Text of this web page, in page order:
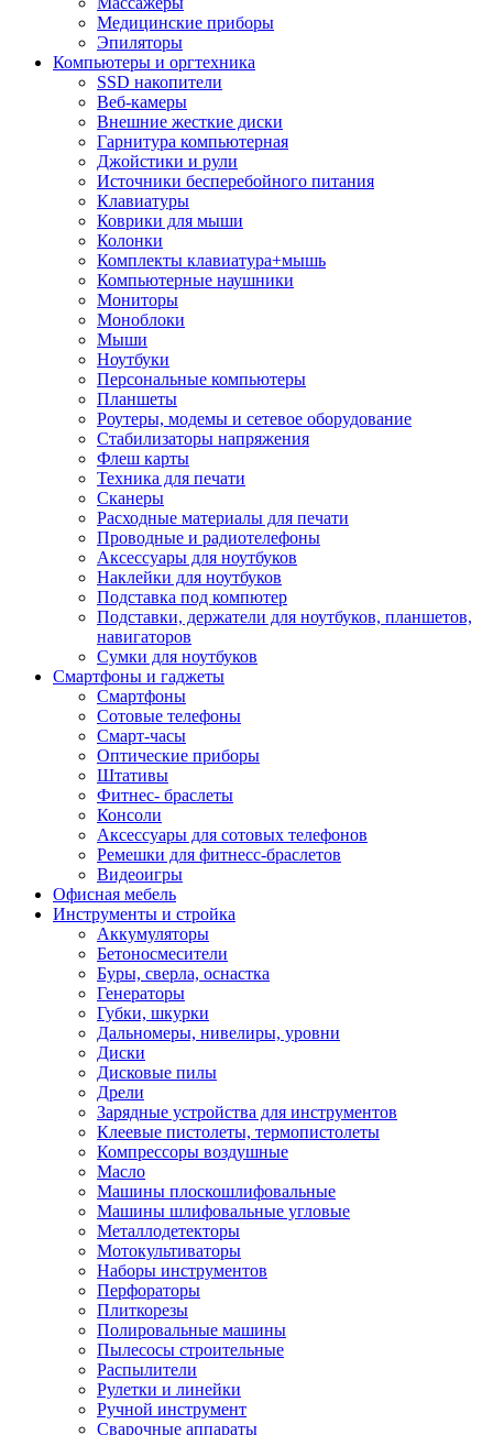
Медицинские приборы
Эпиляторы
Компьютеры и оргтехника
SSD накопители
Веб-камеры
Внешние жесткие диски
Гарнитура компьютерная
Джойстики и рули
Источники бесперебойного питания
Клавиатуры
Коврики для мыши
Колонки
Комплекты клавиатура+мышь
Компьютерные наушники
Мониторы
Моноблоки
Мыши
Ноутбуки
Персональные компьютеры
Планшеты
Роутеры, модемы и сетевое оборудование
Стабилизаторы напряжения
Флеш карты
Техника для печати
Сканеры
Расходные материалы для печати
Проводные и радиотелефоны
Аксессуары для ноутбуков
Наклейки для ноутбуков
Подставка под компютер
Подставки, держатели для ноутбуков, планшетов,
навигаторов
Сумки для ноутбуков
Смартфоны и гаджеты
Смартфоны
Сотовые телефоны
Смарт-часы
Оптические приборы
Штативы
Фитнес- браслеты
Консоли
Аксессуары для сотовых телефонов
Ремешки для фитнесс-браслетов
Видеоигры
Офисная мебель
Инструменты и стройка
Аккумуляторы
Бетоносмесители
Буры, сверла, оснастка
Генераторы
Губки, шкурки
Дальномеры, нивелиры, уровни
Диски
Дисковые пилы
Дрели
Зарядные устройства для инструментов
Клеевые пистолеты, термопистолеты
Компрессоры воздушные
Масло
Машины плоскошлифовальные
Машины шлифовальные угловые
Металлодетекторы
Мотокультиваторы
Наборы инструментов
Перфораторы
Плиткорезы
Полировальные машины
Пылесосы строительные
Распылители
Рулетки и линейки
Ручной инструмент
Сварочные аппараты